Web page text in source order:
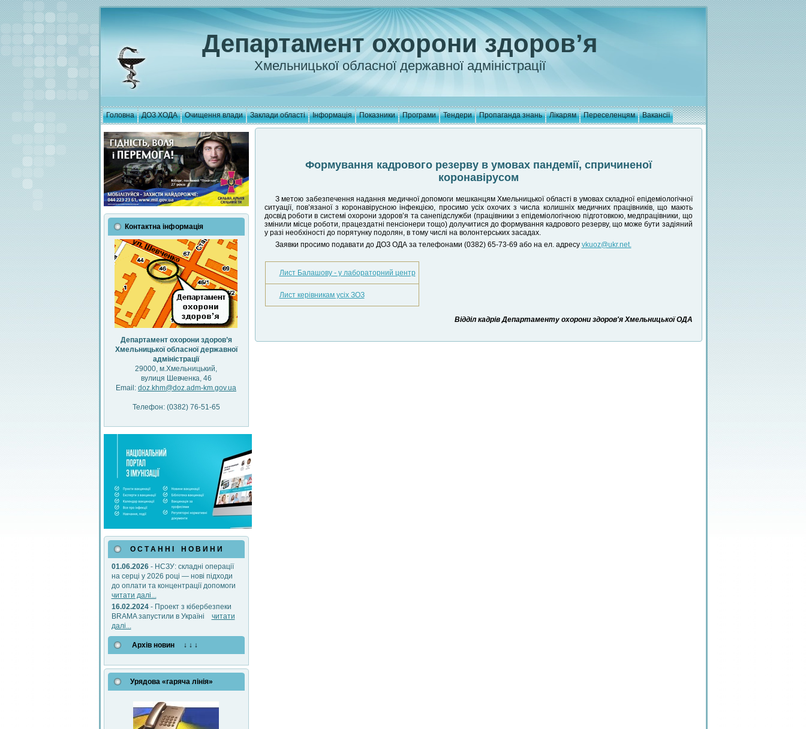
Департамент охорони здоров’я
Хмельницької обласної державної адміністрації
Головна ДОЗ ХОДА Очищення влади Заклади області Інформація Показники Програми Тендери Пропаганда знань Лікарям Переселенцям Вакансії
Контактна інформація
Департамент охорони здоров’я
Хмельницької обласної державної
адміністрації
29000, м.Хмельницький,
вулиця Шевченка, 46
Email: doz.khm@doz.adm-km.gov.ua
Телефон: (0382) 76-51-65
О С Т А Н Н І Н О В И Н И
01.06.2026- НСЗУ: складні операції
на серці у 2026 році — нові підходи
до оплати та концентрації допомоги
читати далі...
16.02.2024- Проект з кібербезпеки
BRAMA запустили в Україні читати
далі...
Архів новин ↓ ↓ ↓
Урядова «гаряча лінія»
Формування кадрового резерву в умовах пандемії, спричиненої
коронавірусом
З метою забезпечення надання медичної допомоги мешканцям Хмельницької області в умовах складної епідеміологічної
ситуації, пов’язаної з коронавірусною інфекцією, просимо усіх охочих з числа колишніх медичних працівників, що мають
досвід роботи в системі охорони здоров’я та санепідслужби (працівники з епідеміологічною підготовкою, медпрацівники, що
змінили місце роботи, працездатні пенсіонери тощо) долучитися до формування кадрового резерву, що може бути задіяний
у разі необхіності до порятунку подолян, в тому числі на волонтерських засадах.
Заявки просимо подавати до ДОЗ ОДА за телефонами (0382) 65-73-69 або на ел. адресу vkuoz@ukr.net.
Лист Балашову - у лабораторний центр
Лист керівникам усіх ЗОЗ
Відділ кадрів Департаменту охорони здоров'я Хмельницької ОДА